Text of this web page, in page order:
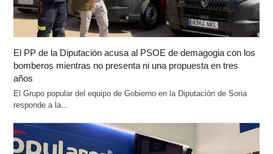
El PP de la Diputación acusa al PSOE de demagogia con los
bomberos mientras no presenta ni una propuesta en tres
años
El Grupo popular del equipo de Gobierno en la Diputación de Soria
responde a la…